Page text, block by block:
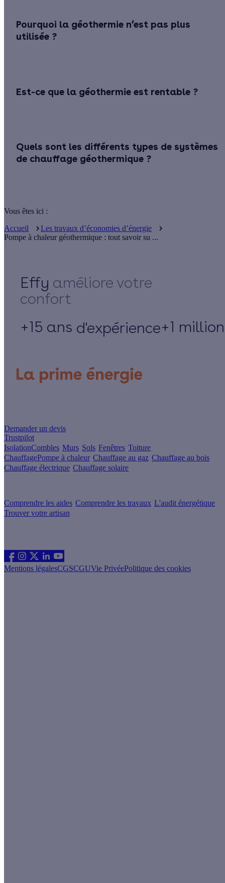
Pourquoi la géothermie n’est pas plus
utilisée ?
Est-ce que la géothermie est rentable ?
Quels sont les différents types de systèmes
de chauffage géothermique ?
Vous êtes ici :
Accueil
Les travaux d’économies d’énergie
Pompe à chaleur géothermique : tout savoir su ...
Effy
+15 ans d'expérience+1
Demander un devis
Trustpilot
IsolationCombles Murs Sols Fenêtres Toiture
ChauffagePompe à chaleur Chauffage au gaz Chauffage au bois
Chauffage électrique Chauffage solaire
Comprendre les aides Comprendre les travaux L'audit énergétique
Trouver votre artisan
Mentions légalesCGSCGUVie PrivéePolitique des cookies